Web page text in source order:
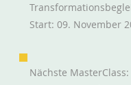
Mööp: Lernen
Start: 09. November
Nächste